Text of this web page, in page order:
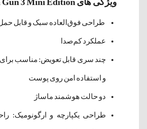
ویژگی های Mijia Fascia Gun 3 Mini Edition
طراحی فوق‌العاده سبک و قابل
عملکرد کم‌صدا
چند سری قابل تعویض: مناسب
و استفاده امن روی پوست
دو حالت هوشمند ماساژ
طراحی یکپارچه و ارگونومیک: